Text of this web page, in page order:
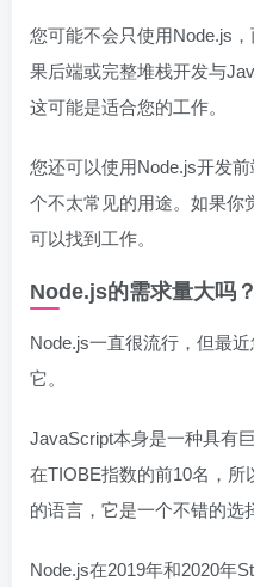
您可能不会只使用Node.js
果后端或完整堆栈开发与
这可能是适合您的工作。
您还可以使用Node.js开发
个不太常见的用途。如果你
可以找到工作。
Node.js的需求量大吗？
Node.js一直很流行，但最
它。
JavaScript本身是一种具有
在TIOBE指数的前10名，
的语言，它是一个不错的选
Node.js在2019年和2020年